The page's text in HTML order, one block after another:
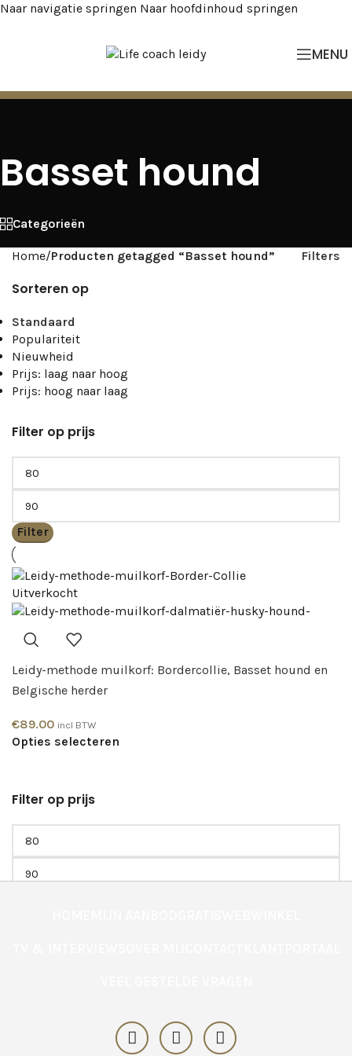
Naar navigatie springen Naar hoofdinhoud springen
MENU
Basset hound
Categorieën
Filter op prijs
Home/Producten getagged “Basset hound” Filters
Sorteren op
Standaard
Populariteit
Nieuwheid
Prijs: laag naar hoog
Prijs: hoog naar laag
Filter op prijs
Filter
Uitverkocht
Leidy-methode muilkorf: Bordercollie, Basset hound en
Belgische herder
€89.00 incl BTW
Opties selecteren